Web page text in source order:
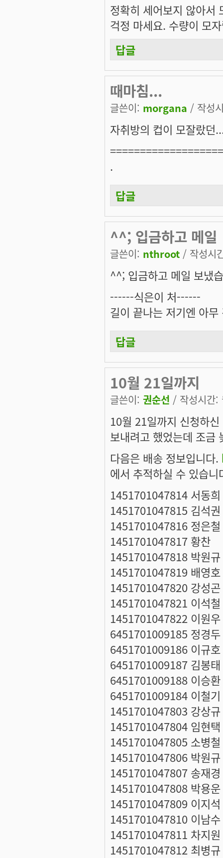
정확히 세어보지 않아서
걱정 마세요. 수량이 모
답글
때마침...
글쓴이: morgana / 작성
자취방의 컵이 모잘랐던
.
답글
^^; 입금하고 메일
글쓴이: nthroot / 작성시
^^; 입금하고 메일 보냈
------식은이 처------
길이 끝나는 저기엔 아
답글
10월 21일까지
글쓴이: 권순선 / 작성시간
10월 21일까지 신청하
보내려고 했었는데 조금
다음은 배송 정보입니다.
에서 추적하실 수 있습니
1451701047814 서동희
1451701047815 김석권
1451701047816 정은철
1451701047817 황찬
1451701047818 박원규
1451701047819 배영호
1451701047820 강성곤
1451701047821 이석철
1451701047822 이원우
6451701009185 정경두
6451701009186 이규호
6451701009187 김봉태
6451701009188 이승환
6451701009184 이철기
1451701047803 강상규
1451701047804 임현택
1451701047805 소병철
1451701047806 박원규
1451701047807 송재경
1451701047808 박용운
1451701047809 이지석
1451701047810 이남수
1451701047811 차지원
1451701047812 최병규